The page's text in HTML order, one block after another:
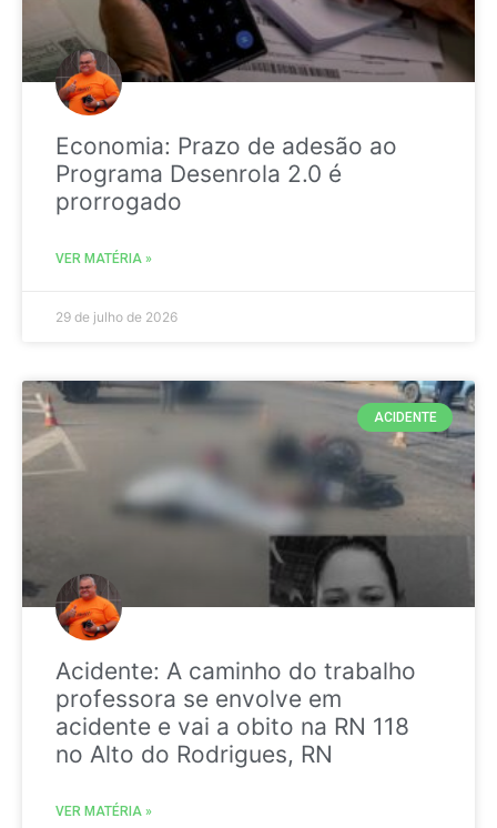
Economia: Prazo de adesão ao
Programa Desenrola 2.0 é
prorrogado
VER MATÉRIA »
29 de julho de 2026
ACIDENTE
Acidente: A caminho do trabalho
professora se envolve em
acidente e vai a obito na RN 118
no Alto do Rodrigues, RN
VER MATÉRIA »